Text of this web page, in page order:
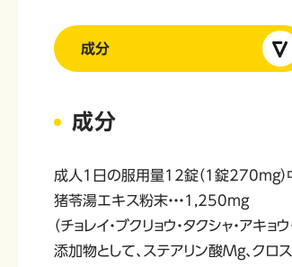
成分
成分
成人1日の服用量12錠（1錠270mg）
猪苓湯エキス粉末・・・1,250mg
（チョレイ・ブクリョウ・タクシャ・アキ
添加物として、ステアリン酸Mg、クロ